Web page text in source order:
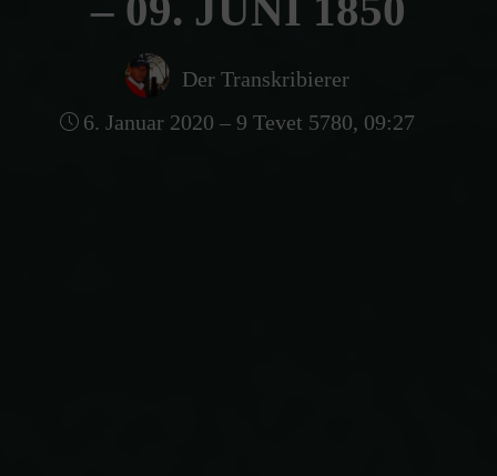
Der Transkribierer
6. Januar 2020 – 9 Tevet 5780, 09:27